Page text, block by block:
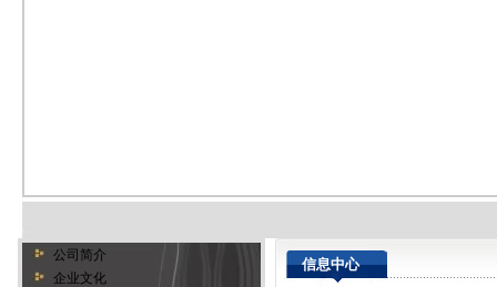
公司简介
企业文化
信息中心